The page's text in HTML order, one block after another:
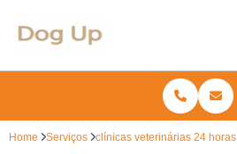
Home Serviços clínicas veterinárias 24 horas